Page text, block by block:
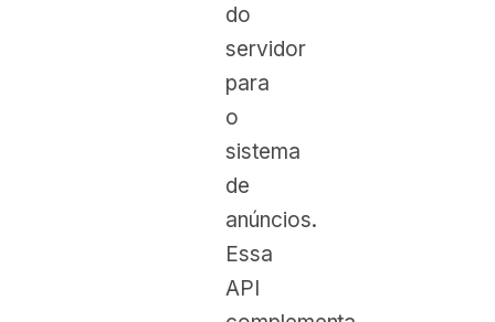
do
servidor
para
o
sistema
de
anúncios.
Essa
API